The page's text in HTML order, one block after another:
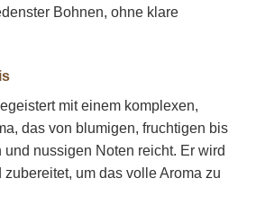
Bohnen, ohne klare
mit einem komplexen,
das von blumigen, fruchtigen bis
nussigen Noten reicht. Er wird
um das volle Aroma zu